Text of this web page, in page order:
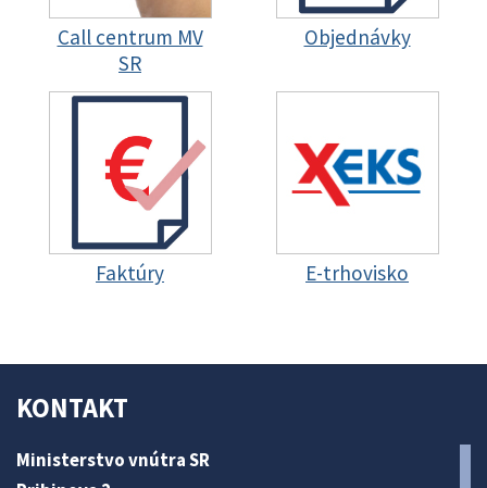
Call centrum MV
SR
Objednávky
Faktúry E-trhovisko
KONTAKT
Ministerstvo vnútra SR